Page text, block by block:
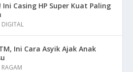
Ini Casing HP Super Kuat Paling
DIGITAL
Ini Cara Asyik Ajak Anak
RAGAM